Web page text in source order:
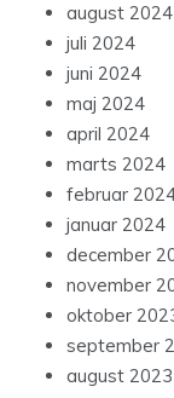
august 2024
juli 2024
juni 2024
maj 2024
april 2024
marts 2024
februar
januar 2024
december
november
oktober
september
august 2023